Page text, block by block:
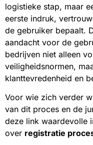
logistieke stap, maar
eerste indruk,
de gebruiker bepaalt.
aandacht voor de
bedrijven niet alleen
veiligheidsnormen,
klanttevredenheid en
Voor wie zich verder
van dit proces en de
deze link waardevolle
over registratie